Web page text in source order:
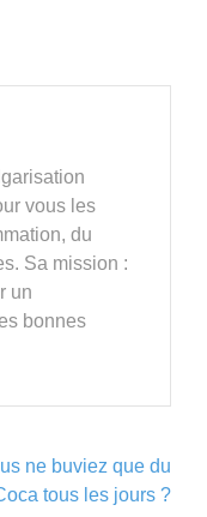
vous les
du
Sa mission :
un
bonnes
ne buviez que du
tous les jours ?